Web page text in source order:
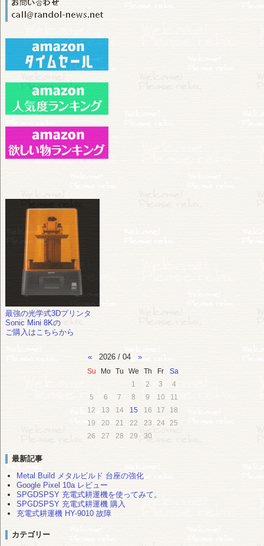
最強の光学式3Dプリンタ
Sonic Mini 8Kの
ご購入はこちらから
« 2026 / 04 »
Su Mo Tu We Th Fr
Sa
1
2 3
4
5
6 7 8 9 10
11
12
13 14 15 16 17
18
19
20 21 22 23 24
25
26
27 28 29 30
最新記事
Metal Build メタルビルド 台座の強化
Google Pixel 10a レビュー
SPGDSPSY 充電式耕運機を使ってみて。
SPGDSPSY 充電式耕運機 購入
充電式耕運機 HY-9010 故障
カテゴリー